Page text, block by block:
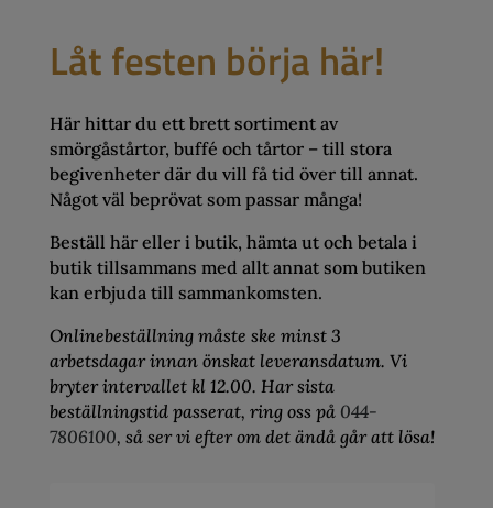
Låt festen börja här!
Här hittar du ett brett sortiment av
smörgåstårtor, buffé och tårtor – till stora
begivenheter där du vill få tid över till annat.
Något väl beprövat som passar många!
Beställ här eller i butik, hämta ut och betala i
butik tillsammans med allt annat som butiken
kan erbjuda till sammankomsten.
Onlinebeställning måste ske minst 3
arbetsdagar innan önskat leveransdatum. Vi
bryter intervallet kl 12.00. Har sista
beställningstid passerat, ring oss på 044-
7806100, så ser vi efter om det ändå går att lösa!